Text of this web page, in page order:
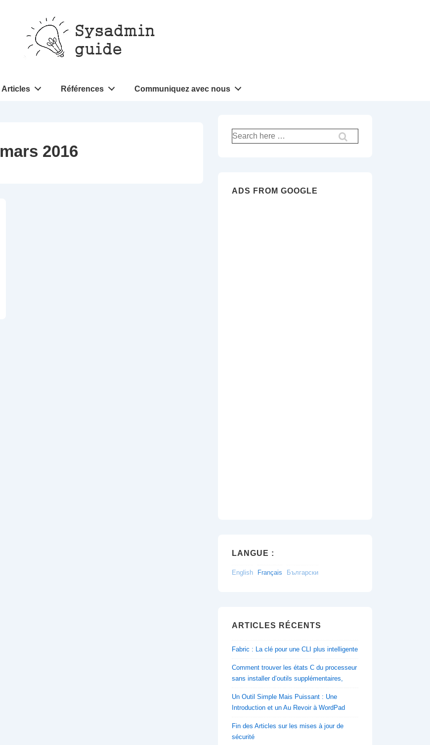
Articles Références Communiquez avec nous
mars 2016
Recherche
pour:
ADS FROM GOOGLE
LANGUE :
English Français Български
ARTICLES RÉCENTS
Fabric : La clé pour une CLI plus intelligente
Comment trouver les états C du processeur
sans installer d’outils supplémentaires,
Un Outil Simple Mais Puissant : Une
Introduction et un Au Revoir à WordPad
Fin des Articles sur les mises à jour de
sécurité